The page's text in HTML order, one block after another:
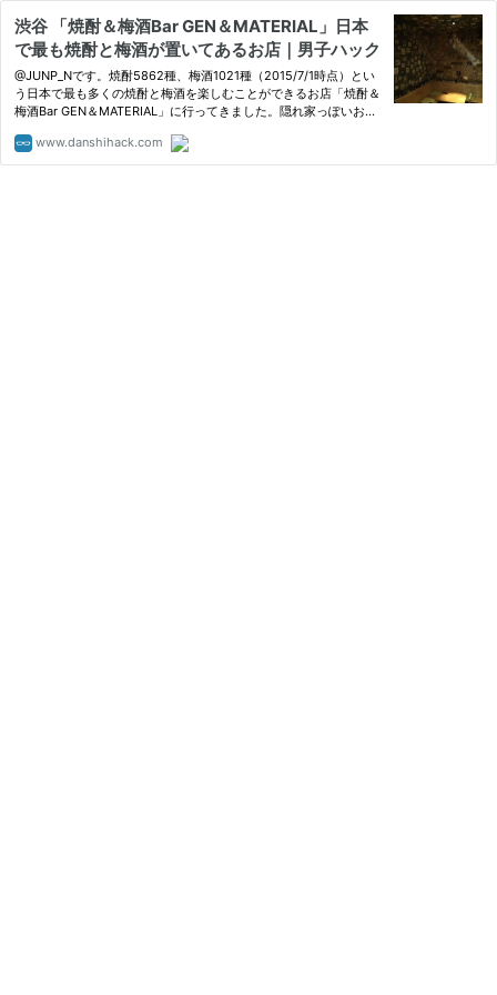
渋谷 「焼酎＆梅酒Bar GEN＆MATERIAL」日本
で最も焼酎と梅酒が置いてあるお店｜男子ハック
@JUNP_Nです。焼酎5862種、梅酒1021種（2015/7/1時点）とい
う日本で最も多くの焼酎と梅酒を楽しむことができるお店「焼酎＆
梅酒Bar GEN＆MATERIAL」に行ってきました。隠れ家っぽいお店
www.danshihack.com